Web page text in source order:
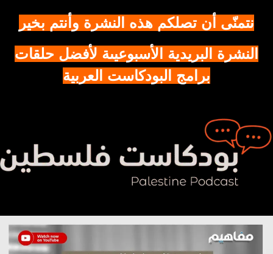
نتمنّى أن تصلكم هذه النشرة وأنتم بخير
النشرة البريدية الأسبوعيىة لأفضل حلقات
برامج البودكاست العربية